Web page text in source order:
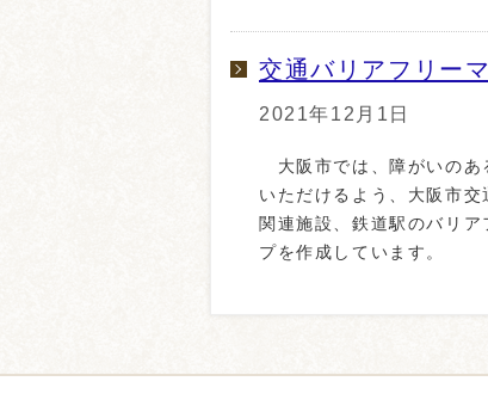
交通バリアフリー
2021年12月1日
大阪市では、障がいのあ
いただけるよう、大阪市
関連施設、鉄道駅のバリ
プを作成しています。